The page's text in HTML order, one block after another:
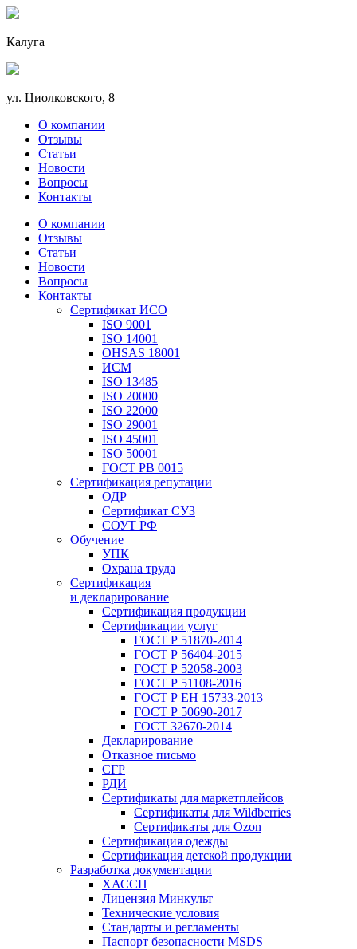
Калуга
ул. Циолковского, 8
О компании
Отзывы
Статьи
Новости
Вопросы
Контакты
О компании
Отзывы
Статьи
Новости
Вопросы
Контакты
Сертификат ИСО
ISO 9001
ISO 14001
OHSAS 18001
ИСМ
ISO 13485
ISO 20000
ISO 22000
ISO 29001
ISO 45001
ISO 50001
ГОСТ РВ 0015
Сертификация репутации
ОДР
Сертификат СУЗ
СОУТ РФ
Обучение
УПК
Охрана труда
Сертификация
и декларирование
Сертификация продукции
Сертификации услуг
ГОСТ Р 51870-2014
ГОСТ Р 56404-2015
ГОСТ Р 52058-2003
ГОСТ Р 51108-2016
ГОСТ Р ЕН 15733-2013
ГОСТ Р 50690-2017
ГОСТ 32670-2014
Декларирование
Отказное письмо
СГР
РДИ
Сертификаты для маркетплейсов
Сертификаты для Wildberries
Сертификаты для Ozon
Сертификация одежды
Сертификация детской продукции
Разработка документации
ХАССП
Лицензия Минкульт
Технические условия
Стандарты и регламенты
Паспорт безопасности MSDS